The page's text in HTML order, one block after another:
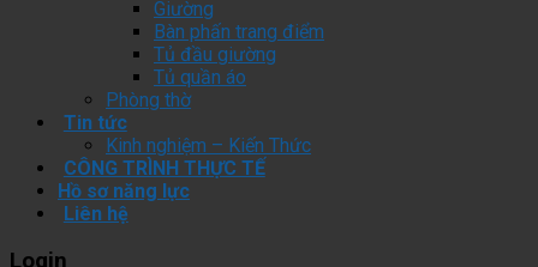
Giường
Bàn phấn trang điểm
Tủ đầu giường
Tủ quần áo
Phòng thờ
Tin tức
Kinh nghiệm – Kiến Thức
CÔNG TRÌNH THỰC TẾ
Hồ sơ năng lực
Liên hệ
Login